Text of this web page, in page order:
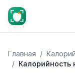
Главная /
/ Калорийность